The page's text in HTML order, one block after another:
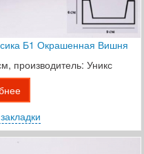
Б1 Окрашенная Вишня
производитель: Уникс